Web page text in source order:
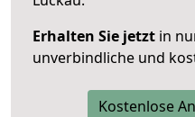
Erhalten Sie jetzt in
unverbindliche und
Kostenlose